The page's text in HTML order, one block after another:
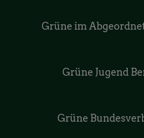
Grüne im
Grüne Jugend
Grüne